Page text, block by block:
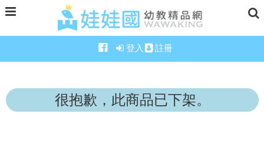
登入 註冊
很抱歉，此商品已下架。